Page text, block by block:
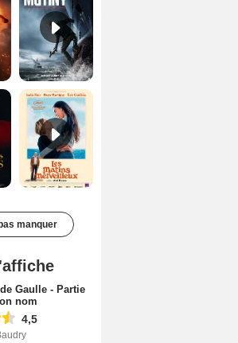
Les Matins merveilleux Bande-annonce VF
manquer
Gaulle - Partie
nom
4,5